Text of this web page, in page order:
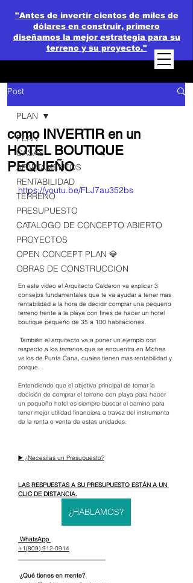
"Antes de invertir cientos de miles de
dólares en construir, primero
diseñamos la mejor estrategia para su
terreno y su proyecto."
Post
PLAN
CASAS
APARTAMENTOS
RENTABILIDAD
TERRENO
PRESUPUESTO
CATALOGO DE CONCEPTO ABIERTO
PROYECTOS
OPEN CONCEPT PLAN 💎
OBRAS DE CONSTRUCCION
PLAN
como INVERTIR en un
HOTEL BOUTIQUE
PEQUEÑO
https://youtu.be/FLJ7au352bs
En este vídeo el Arquitecto Calderon va explicar 3
consejos fundamentales que te va ayudar a tener mas
rentabilidad a la hora de decidir comprar una pequeño
terreno frente a la playa con fines de hacer un hotel
boutique pequeño de 35 a 100 habitaciones.
respecto a los terrenos que se encuentra en Miches
vs los de Punta Cana, cuales tienen mas rentabilidad y
porque.
Entendiendo que el objetivo principal de tomar la
decisión de comprar el terreno con playa para hacer
un pequeño hotel es siempre buscar el camino para
tener mejor utilidad financiera a travez del instrumento
de la renta o venta de estas unidades.
▶️ ¿Necesitas un Presupuesto?
LAS RESPUESTAS A SU PRESUPUESTO ESTÁN A UN
CLIC DE DISTANCIA.
¿HABLAMOS?
WhatsApp
+1(809) 912-0914
¿Qué tienes en mente?